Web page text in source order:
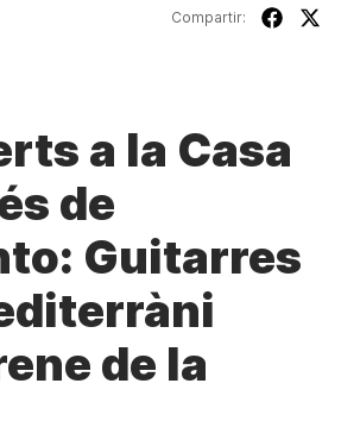
Compartir:
a la Casa
de
Guitarres
de la